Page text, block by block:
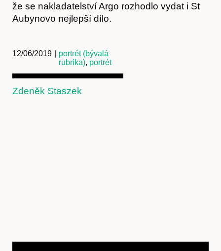
že se nakladatelství Argo rozhodlo vydat i St
Aubynovo nejlepší dílo.
12/06/2019
portrét (bývalá
rubrika), portrét
Zdeněk Staszek